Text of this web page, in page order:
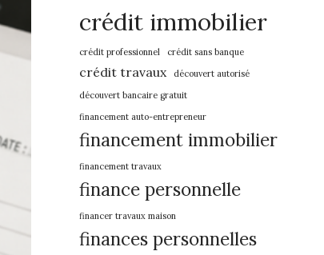
crédit immobilier
crédit professionnel crédit sans banque
crédit travaux
découvert autorisé
découvert bancaire gratuit
financement auto-entrepreneur
financement immobilier
financement travaux
finance personnelle
financer travaux maison
finances personnelles